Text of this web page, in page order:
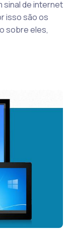
sinal de internet
isso são os
sobre eles,